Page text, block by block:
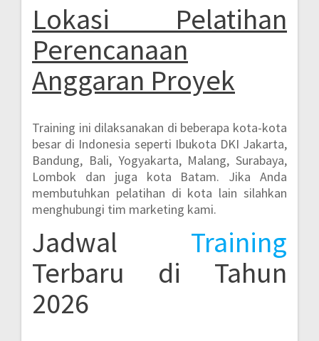
Lokasi Pelatihan
Perencanaan
Anggaran Proyek
Training ini dilaksanakan di beberapa kota-kota
besar di Indonesia seperti Ibukota DKI Jakarta,
Bandung, Bali, Yogyakarta, Malang, Surabaya,
Lombok dan juga kota Batam. Jika Anda
membutuhkan pelatihan di kota lain silahkan
menghubungi tim marketing kami.
Jadwal Training
Terbaru di Tahun
2026